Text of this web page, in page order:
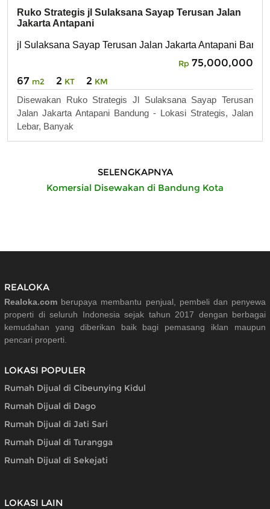
Ruko Strategis jl Sulaksana Sayap Terusan Jalan
Jakarta Antapani
jl Sulaksana Sayap Terusan Jalan Jakarta Antapani
Rp 75,000,000
67 m2 2 KT 2 KM
Disewakan Ruko Strategis Jl Sulaksana Sayap Terusan
Jalan Jakarta Antapani Bandung - Lokasi Strategis, Jalan
Lebar, Banyak
SELENGKAPNYA
Komersial Disewakan di Bandung Kota
REALOKA
Realoka.com berupaya membantu penjual, pembeli dan penyewa
properti di seluruh Indonesia sejak tahun 2017 dengan berbagai
kemudahan yang diberikan baik bagi pemasang iklan maupun
pencari properti.
LOKASI POPULER
Rumah Dijual di Cibeunying Kidul
Rumah Dijual di Dago
Rumah Dijual di Jati Sari
Rumah Dijual di Turangga
Rumah Dijual di Sekejati
LOKASI LAIN